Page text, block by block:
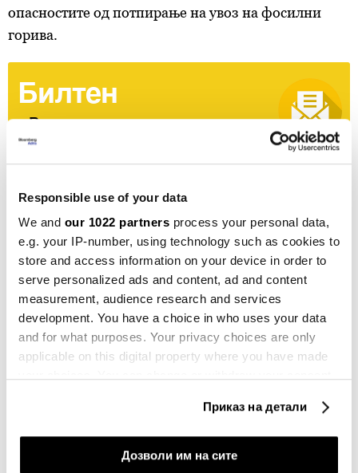
Responsible use of your data
We and our 1022 partners process your personal data,
e.g. your IP-number, using technology such as cookies to
store and access information on your device in order to
serve personalized ads and content, ad and content
measurement, audience research and services
development. You have a choice in who uses your data
and for what purposes. Your privacy choices are only
applicable on this digital property where you have made
If you allow, we would also like to:
Приказ на детали
Дозволи им на сите
опасностите од потпирање на увоз на фосилни
горива.
Билтен
Вистинските одлуки започнуваат со
вистински информации
ЕЛЕКТРОЕНЕРГЕТСКИ СИСТЕМ
СТРУЈА
ФОТОВОЛТАИЦИ
Една година од блекаутот: Може ли
07.05.2026